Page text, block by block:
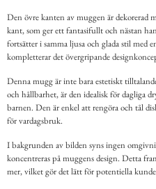
Den övre kanten av muggen är dekorerad
kant, som ger ett fantasifullt och nästan
fortsätter i samma ljusa och glada stil med
kompletterar det övergripande
Denna mugg är inte bara estetiskt
och hållbarhet, är den idealisk för dagliga
barnen. Den är enkel att rengöra och tål
för vardagsbruk.
I bakgrunden av bilden syns ingen
koncentreras på muggens design. Detta
mer, vilket gör det lätt för potentiella